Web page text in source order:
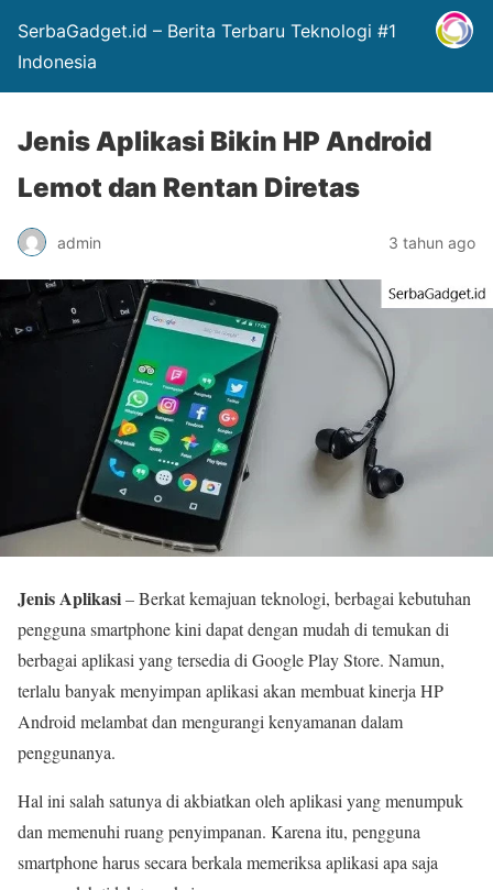
SerbaGadget.id – Berita Terbaru Teknologi #1
Indonesia
Jenis Aplikasi Bikin HP Android
Lemot dan Rentan Diretas
admin 3 tahun ago
Jenis Aplikasi– Berkat kemajuan teknologi, berbagai kebutuhan
pengguna smartphone kini dapat dengan mudah di temukan di
berbagai aplikasi yang tersedia di Google Play Store. Namun,
terlalu banyak menyimpan aplikasi akan membuat kinerja HP
Android melambat dan mengurangi kenyamanan dalam
penggunanya.
Hal ini salah satunya di akbiatkan oleh aplikasi yang menumpuk
dan memenuhi ruang penyimpanan. Karena itu, pengguna
smartphone harus secara berkala memeriksa aplikasi apa saja